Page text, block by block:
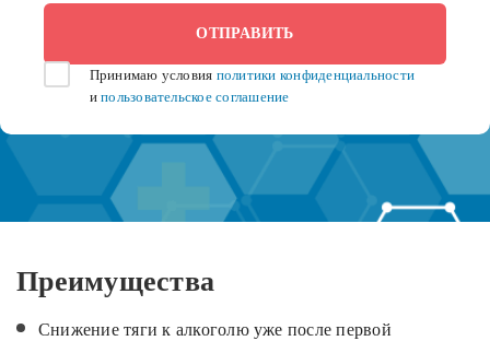
Принимаю условия политики конфиденциальности
ипользовательское соглашение
Преимущества
Снижение тяги к алкоголю уже после первой